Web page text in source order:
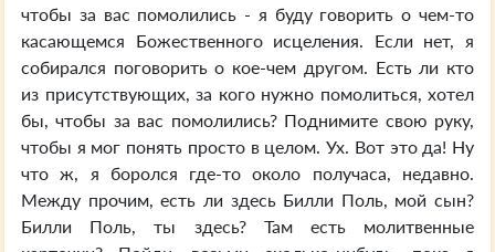
чтобы за вас помолились - я буду говорить о чем-то
касающемся Божественного исцеления. Если нет, я
собирался поговорить о кое-чем другом. Есть ли кто
из присутствующих, за кого нужно помолиться, хотел
бы, чтобы за вас помолились? Поднимите свою руку,
чтобы я мог понять просто в целом. Ух. Вот это да! Ну
что ж, я боролся где-то около получаса, недавно.
Между прочим, есть ли здесь Билли Поль, мой сын?
Билли Поль, ты здесь? Там есть молитвенные